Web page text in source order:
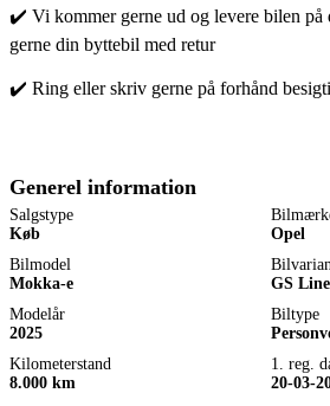
✔️ Vi kommer gerne ud og levere bilen på
gerne din byttebil med retur
✔️ Ring eller skriv gerne på forhånd
Generel information
Salgstype
Køb
Opel
Bilmodel
Mokka-e
GS Line
Modelår
2025
Biltype
Kilometerstand
8.000 km
1. reg.
20-03-